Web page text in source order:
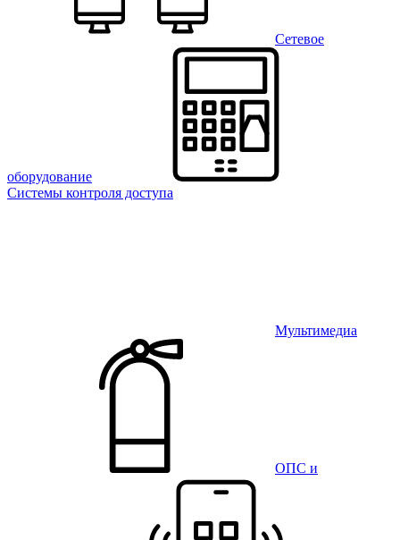
Сетевое
оборудование
Системы контроля доступа
Мультимедиа
ОПС и